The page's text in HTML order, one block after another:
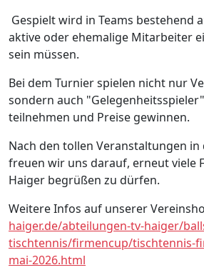
Gespielt wird in Teams bestehend
aktive oder ehemalige Mitarbeiter
sein müssen.
Bei dem Turnier spielen nicht nur
sondern auch
teilnehmen und Preise gewinnen.
Nach den tollen Veranstaltungen in
freuen wir uns darauf, erneut viele
Haiger begrüßen zu dürfen.
Weitere Infos auf unserer
haiger.de/abteilungen-tv-haiger/
tischtennis/firmencup/tischtennis-
mai-2026.html